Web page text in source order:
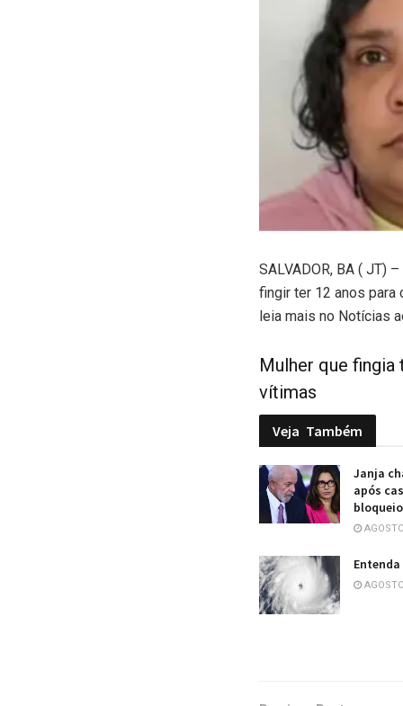
SALVADOR, BA ( JT)
fingir ter 12 anos para
leia mais no Notícias
Mulher que
vítimas
Veja Também
Janja
após